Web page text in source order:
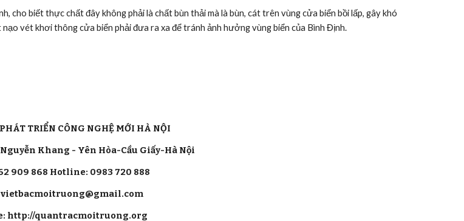
cho biết thực chất đây không phải là chất bùn thải mà là bùn, cát trên vùng cửa biển bồi lấp, gây khó
vét khơi thông cửa biển phải đưa ra xa để tránh ảnh hưởng vùng biển của Bình Định.
TRIỂN CÔNG NGHỆ MỚI HÀ NỘI
Nguyễn Khang - Yên Hòa-Cầu Giấy-Hà Nội
909 868 Hotline: 0983 720 888
http://quantracmoitruong.org